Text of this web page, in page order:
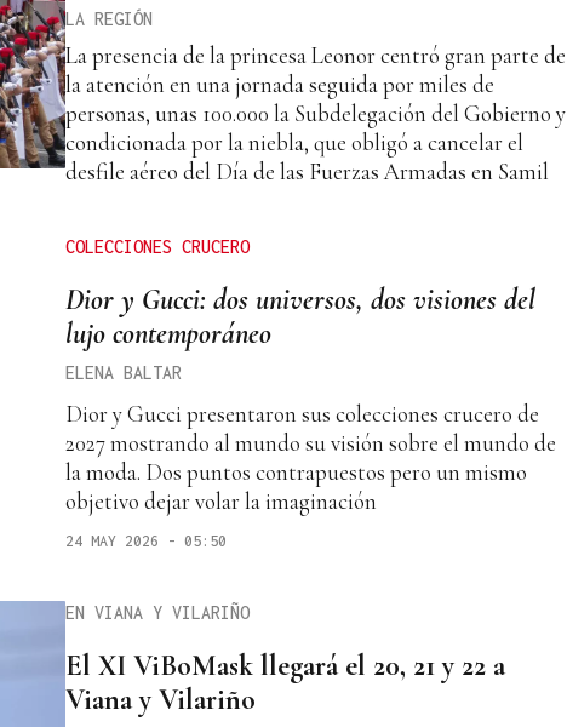
LA REGIÓN
La presencia de la princesa Leonor centró gran parte de
la atención en una jornada seguida por miles de
personas, unas 100.000 la Subdelegación del Gobierno y
condicionada por la niebla, que obligó a cancelar el
desfile aéreo del Día de las Fuerzas Armadas en Samil
COLECCIONES CRUCERO
Dior y Gucci: dos universos, dos visiones del
lujo contemporáneo
ELENA BALTAR
Dior y Gucci presentaron sus colecciones crucero de
2027 mostrando al mundo su visión sobre el mundo de
la moda. Dos puntos contrapuestos pero un mismo
objetivo dejar volar la imaginación
24 MAY 2026 - 05:50
EN VIANA Y VILARIÑO
El XI ViBoMask llegará el 20, 21 y 22 a
Viana y Vilariño